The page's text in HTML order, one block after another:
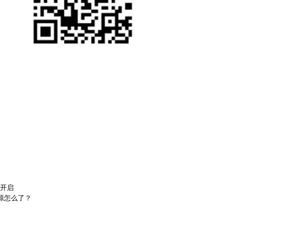
启
怎么了？